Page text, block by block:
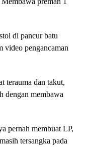
di pancur batu
video pengancaman
terauma dan takut,
dengan membawa
pernah membuat LP,
tersangka pada